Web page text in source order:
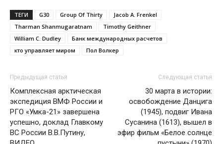
ТЕГИ G30 Group Of Thirty
Jacob A. Frenkel
Tharman Shanmugaratnam
Timothy Geithner
William C. Dudley
Банк международных расчетов
кто управляет миром
Пол Волкер
Предыдущая статья
Комплексная арктическая
экспедиция ВМФ России и
РГО «Умка-21» завершена
успешно, доклад Главкому
ВС России В.В.Путину,
Следующая статья
30 марта в истории:
освобождение Данцига
(1945), подвиг Ивана
Сусанина (1613), вышел в
эфир фильм «Белое солнце